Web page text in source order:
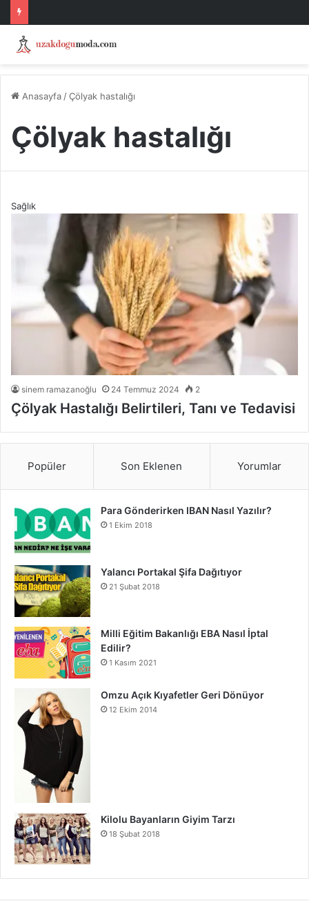
Anasayfa /Çölyak hastalığı
Çölyak hastalığı
Sağlık
sinem ramazanoğlu 24 Temmuz 2024 2
Çölyak Hastalığı Belirtileri, Tanı ve Tedavisi
Popüler Son Eklenen Yorumlar
Para Gönderirken IBAN Nasıl Yazılır?
1 Ekim 2018
Yalancı Portakal Şifa Dağıtıyor
21 Şubat 2018
Milli Eğitim Bakanlığı EBA Nasıl İptal
Edilir?
1 Kasım 2021
Omzu Açık Kıyafetler Geri Dönüyor
12 Ekim 2014
Kilolu Bayanların Giyim Tarzı
18 Şubat 2018